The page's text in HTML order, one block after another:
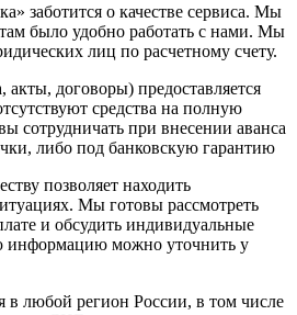
заботится о качестве сервиса. Мы
было удобно работать с нами. Мы
лиц по расчетному счету.
акты, договоры) предоставляется
средства на полную
сотрудничать при внесении аванса
либо под банковскую гарантию
позволяет находить
Мы готовы рассмотреть
и обсудить индивидуальные
информацию можно уточнить у
в любой регион России, в том числе